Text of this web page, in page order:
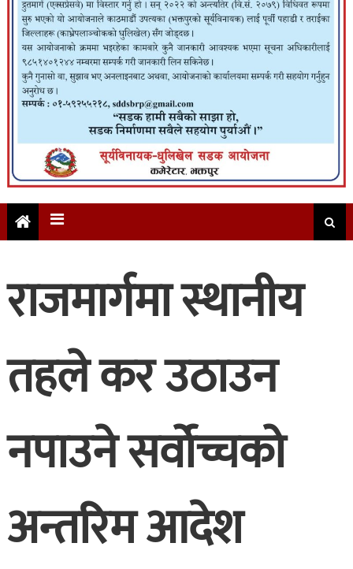
राजमार्गमा स्थानीय
तहले कर उठाउन
नपाउने सर्वोच्चको
अन्तरिम आदेश